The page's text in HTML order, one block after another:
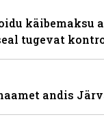
käibemaksu
tugevat
andis